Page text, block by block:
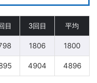
目 3回目 平均
1806 1800
4904 4896